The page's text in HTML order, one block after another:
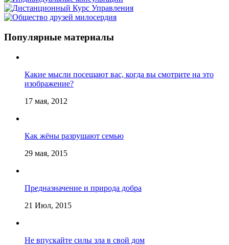
Популярные материалы
Какие мысли посещают вас, когда вы смотрите на это
изображение?
17 мая, 2012
Как жёны разрушают семью
29 мая, 2015
Предназначение и природа добра
21 Июл, 2015
Не впускайте силы зла в свой дом